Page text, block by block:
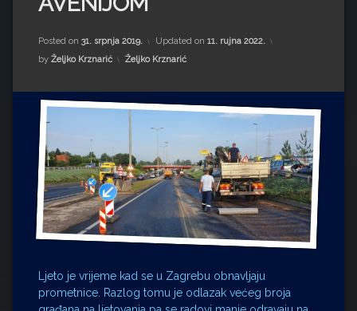
Impressum
Milenko Strižak
Drugi autori
Drugi autori
Ljiljana Lekanić-Kljaić
Željko Krznarić
Mario Lovreković
Miroslav Šantek
Posted on 31. srpnja 2019. Updated on 11. rujna 2022.
by Željko Krznarić Kategorije:
Željko Krznarić
Ljeto je vrijeme kad se u Zagrebu obnavljaju
prometnice. Razlog tomu je odlazak većeg broja